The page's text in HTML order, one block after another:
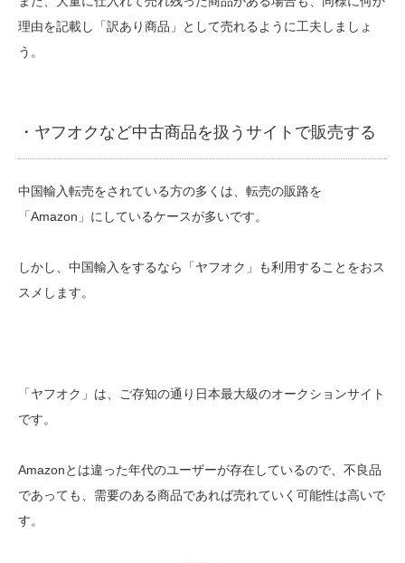
理由を記載し「訳あり商品」として売れるように工夫しましょ
う。
・ヤフオクなど中古商品を扱うサイトで販売する
中国輸入転売をされている方の多くは、転売の販路を
「Amazon」にしているケースが多いです。
しかし、中国輸入をするなら「ヤフオク」も利用することをおス
スメします。
「ヤフオク」は、ご存知の通り日本最大級のオークションサイト
です。
Amazonとは違った年代のユーザーが存在しているので、不良品
であっても、需要のある商品であれば売れていく可能性は高いで
す。